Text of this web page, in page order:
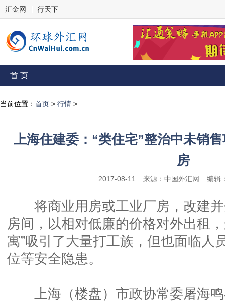
汇金网 行天下
首 页
当前位置： 首页 > 行情 >
上海住建委：“类住宅”整治中未销
房
2017-08-11 来源：中国外汇网 编辑
将商业用房或工业厂房，改建并
房间，以相对低廉的价格对外出租
寓”吸引了大量打工族，但也面临人
位等安全隐患。
上海（楼盘）市政协常委屠海鸣